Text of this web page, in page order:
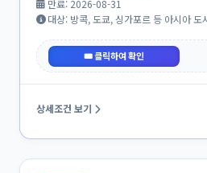
만료: 2026-08-31
대상: 방콕, 도쿄, 싱가포르 등 아시아 도
AGODASUMMER12
상세조건 보기